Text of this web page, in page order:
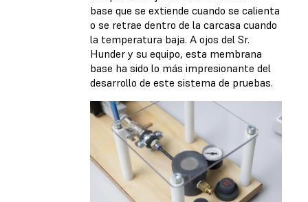
base que se extiende cuando se calienta
o se retrae dentro de la carcasa cuando
la temperatura baja. A ojos del Sr.
Hunder y su equipo, esta membrana
base ha sido lo más impresionante del
desarrollo de este sistema de pruebas.